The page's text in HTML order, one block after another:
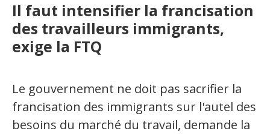
Il faut intensifier la francisation
des travailleurs immigrants,
exige la FTQ
Le gouvernement ne doit pas sacrifier la
francisation des immigrants sur l'autel des
besoins du marché du travail, demande la